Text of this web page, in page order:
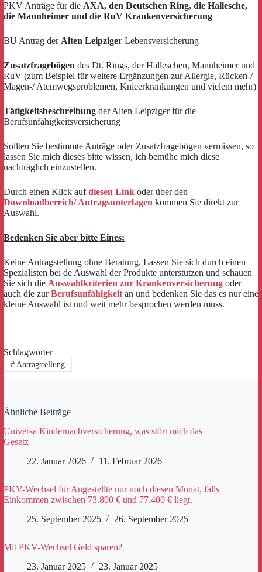
PKV Anträge für die AXA, den Deutschen Ring, die Hallesche,
die Mannheimer und die RuV Krankenversicherung
BU Antrag der Alten Leipziger Lebensversicherung
Zusatzfragebögen des Dt. Rings, der Halleschen, Mannheimer und
RuV (zum Beispiel für weitere Ergänzungen zur Allergie, Rücken-/
Magen-/ Atemwegsproblemen, Knieerkrankungen und vielem mehr)
Tätigkeitsbeschreibung der Alten Leipziger für die
Berufsunfähigkeitsversicherung
Sollten Sie bestimmte Anträge oder Zusatzfragebögen vermissen, so
lassen Sie mich dieses bitte wissen, ich bemühe mich diese
nachträglich einzustellen.
Durch einen Klick aufdiesen Link oder über den
Downloadbereich/ Antragsunterlagen kommen Sie direkt zur
Auswahl.
Bedenken Sie aber bitte Eines:
Keine Antragstellung ohne Beratung. Lassen Sie sich durch einen
Spezialisten bei de Auswahl der Produkte unterstützen und schauen
Sie sich die Auswahlkriterien zur Krankenversicherung oder
auch die zurBerufsunfähigkeit an und bedenken Sie das es nur eine
kleine Auswahl ist und weit mehr besprochen werden muss.
Schlagwörter
#Antragstellung
Ähnliche Beiträge
Universa Kindernachversicherung, was stört mich das
Gesetz
22. Januar 2026
11. Februar 2026
PKV-Wechsel für Angestellte nur noch diesen Monat, falls
Einkommen zwischen 73.800 € und 77.400 € liegt.
25. September 2025
26. September 2025
Mit PKV-Wechsel Geld sparen?
23. Januar 2025
23. Januar 2025